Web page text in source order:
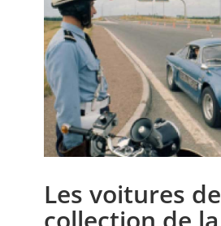
MONTAGNE
EVÈNEMENTS
CALENDRIER
FOCUS
ANNUAIRES
Les voitures de